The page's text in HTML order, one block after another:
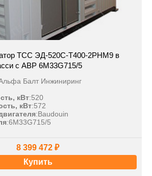
ТСС ЭД-520С-Т400-2РНМ9 в
с АВР 6M33G715/5
Балт Инжиниринг
кВт:520
кВт:572
:Baudouin
:6M33G715/5
8 399 472 ₽
Купить